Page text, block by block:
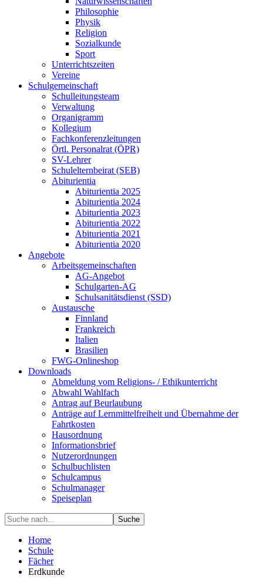
Philosophie
Physik
Religion
Sozialkunde
Sport
Unterrichtszeiten
Vereine
Schulgemeinschaft
Schulleitungsteam
Verwaltung
Organigramm
Kollegium
Fachkonferenzleitungen
Örtl. Personalrat (ÖPR)
SV-Lehrer
Schulelternbeirat (SEB)
Abiturientia
Abiturientia 2025
Abiturientia 2024
Abiturientia 2023
Abiturientia 2022
Abiturientia 2021
Abiturientia 2020
Angebote
Arbeitsgemeinschaften
AG-Angebot
Schulgarten-AG
Schulsanitätsdienst (SSD)
Austausche
Finnland
Frankreich
Italien
Brasilien
FWG-Onlineshop
Downloads
Abmeldung vom Religions- / Ethikunterricht
Abwahl Wahlfach
Antrag auf Beurlaubung
Anträge auf Lernmittelfreiheit und Übernahme der
Fahrtkosten
Hausordnung
Informationsbrief
Nutzerordnungen
Schulbuchlisten
Schulcampus
Schulmanager
Speiseplan
Suche
Home
Schule
Fächer
Erdkunde